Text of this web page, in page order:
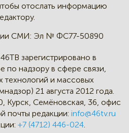
отослать информацию
СМИ: Эл № ФС77-50890
зарегистрировано в
по надзору в сфере связи,
и массовых
21 августа 2012 года.
Курск, Семёновская, 36, офис
почты редакции: info@46tv.ru
+7 (4712) 446-024